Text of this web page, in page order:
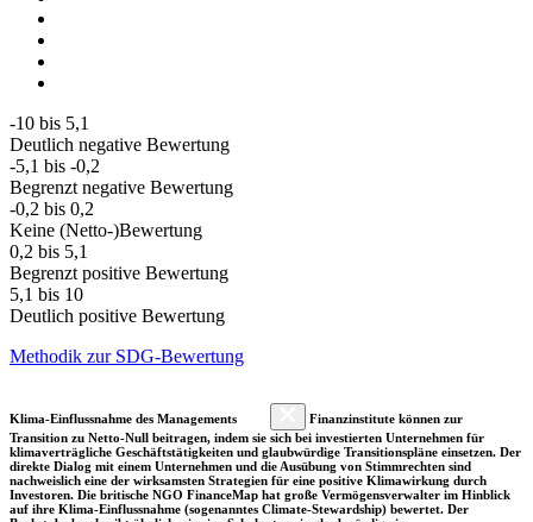
-10 bis 5,1
Deutlich negative Bewertung
-5,1 bis -0,2
Begrenzt negative Bewertung
-0,2 bis 0,2
Keine (Netto-)Bewertung
0,2 bis 5,1
Begrenzt positive Bewertung
5,1 bis 10
Deutlich positive Bewertung
Methodik zur SDG-Bewertung
Klima-Einflussnahme des Managements
Finanzinstitute können zur
Transition zu Netto-Null beitragen, indem sie sich bei investierten Unternehmen für
klimaverträgliche Geschäftstätigkeiten und glaubwürdige Transitionspläne einsetzen. Der
direkte Dialog mit einem Unternehmen und die Ausübung von Stimmrechten sind
nachweislich eine der wirksamsten Strategien für eine positive Klimawirkung durch
Investoren. Die britische NGO FinanceMap hat große Vermögensverwalter im Hinblick
auf ihre Klima-Einflussnahme (sogenanntes Climate-Stewardship) bewertet. Der